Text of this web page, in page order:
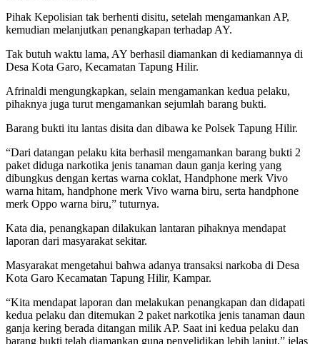
Pihak Kepolisian tak berhenti disitu, setelah mengamankan AP,
kemudian melanjutkan penangkapan terhadap AY.
Tak butuh waktu lama, AY berhasil diamankan di kediamannya di
Desa Kota Garo, Kecamatan Tapung Hilir.
Afrinaldi mengungkapkan, selain mengamankan kedua pelaku,
pihaknya juga turut mengamankan sejumlah barang bukti.
Barang bukti itu lantas disita dan dibawa ke Polsek Tapung Hilir.
“Dari datangan pelaku kita berhasil mengamankan barang bukti 2
paket diduga narkotika jenis tanaman daun ganja kering yang
dibungkus dengan kertas warna coklat, Handphone merk Vivo
warna hitam, handphone merk Vivo warna biru, serta handphone
merk Oppo warna biru,” tuturnya.
Kata dia, penangkapan dilakukan lantaran pihaknya mendapat
laporan dari masyarakat sekitar.
Masyarakat mengetahui bahwa adanya transaksi narkoba di Desa
Kota Garo Kecamatan Tapung Hilir, Kampar.
“Kita mendapat laporan dan melakukan penangkapan dan didapati
kedua pelaku dan ditemukan 2 paket narkotika jenis tanaman daun
ganja kering berada ditangan milik AP. Saat ini kedua pelaku dan
barang bukti telah diamankan guna penyelidikan lebih lanjut,” jelas